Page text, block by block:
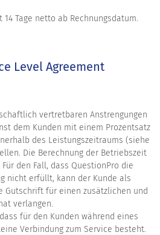
Tage netto ab Rechnungsdatum.
Level Agreement
vertretbaren Anstrengungen
dem Kunden mit einem Prozentsatz
des Leistungszeitraums (siehe
Die Berechnung der Betriebszeit
den Fall, dass QuestionPro die
nicht erfüllt, kann der Kunde als
Gutschrift für einen zusätzlichen und
verlangen.
für den Kunden während eines
Verbindung zum Service besteht.